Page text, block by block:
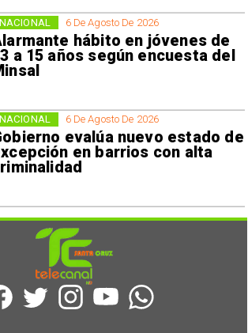
6 De Agosto De 2026
hábito en jóvenes de
a 15 años según encuesta del
NACIONAL
6 De Agosto De 2026
evalúa nuevo estado de
en barrios con alta
NACIONAL